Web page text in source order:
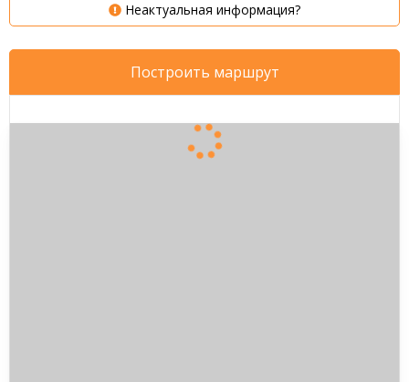
Неактуальная информация?
Вызвать Яндекс.Такси
Построить маршрут